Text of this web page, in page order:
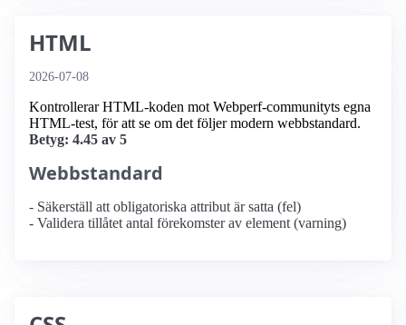
HTML
2026-07-08
Kontrollerar HTML-koden mot Webperf-communityts egna
HTML-test, för att se om det följer modern webbstandard.
Betyg: 4.45 av 5
Webbstandard
- Säkerställ att obligatoriska attribut är satta (fel)
- Validera tillåtet antal förekomster av element (varning)